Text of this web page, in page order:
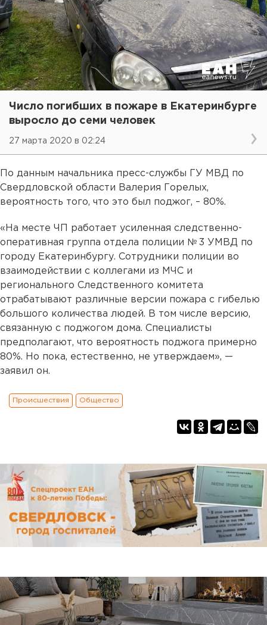
Число погибших в пожаре в Екатеринбурге
выросло до семи человек
27 марта 2020 в 02:24
По данным начальника пресс-службы ГУ МВД по
Свердловской области Валерия Горелых,
вероятность того, что это был поджог, – 80%.
«На месте ЧП работает усиленная следственно-
оперативная группа отдела полиции № 3 УМВД по
городу Екатеринбургу. Сотрудники полиции во
взаимодействии с коллегами из МЧС и
регионального Следственного комитета
отрабатывают различные версии пожара с гибелью
большого количества людей. В том числе версию,
связанную с поджогом дома. Специалисты
предполагают, что вероятность поджога примерно
80%. Но пока, естественно, не утверждаем», —
заявил он.
Происшествия Общество